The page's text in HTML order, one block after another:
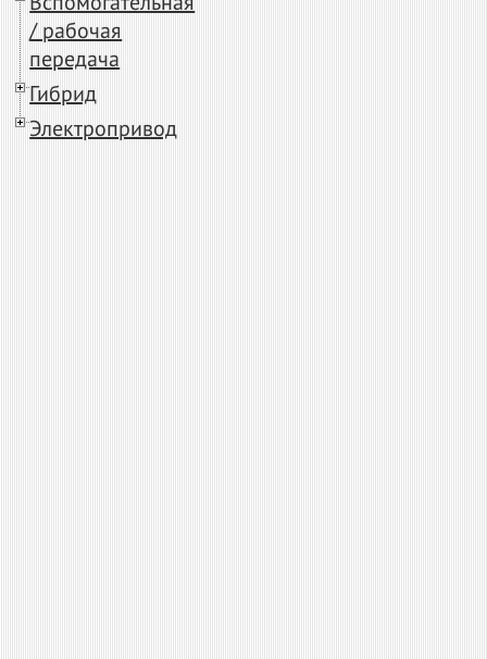
/ рабочая
передача
Гибрид
Электропривод